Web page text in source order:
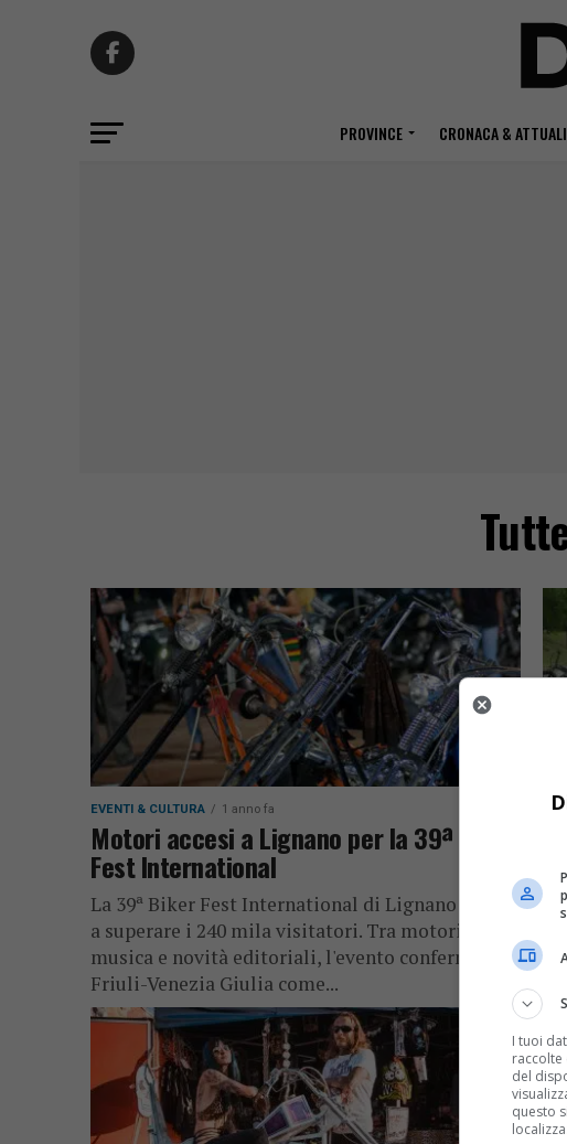
PROVINCE CRONACA &
EVENTI & CULTURA 1 anno fa
Motori accesi a Lignano per la 39ª Biker
Fest International
La 39ª Biker Fest International di Lignano punta
a superare i 240 mila visitatori. Tra motori,
musica e novità editoriali, l'evento conferma il
Friuli-Venezia Giulia come...
I tuoi
del
questo